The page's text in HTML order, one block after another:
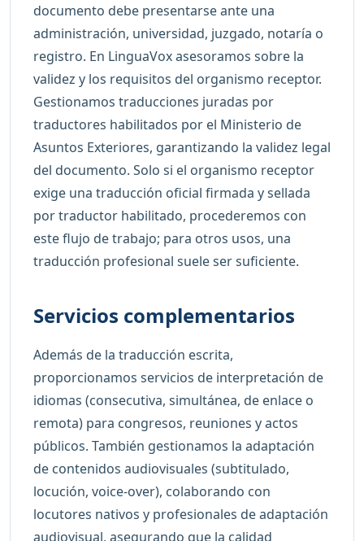
documento debe presentarse ante una
administración, universidad, juzgado, notaría o
registro. En LinguaVox asesoramos sobre la
validez y los requisitos del organismo receptor.
Gestionamos traducciones juradas por
traductores habilitados por el Ministerio de
Asuntos Exteriores, garantizando la validez legal
del documento. Solo si el organismo receptor
exige una traducción oficial firmada y sellada
por traductor habilitado, procederemos con
este flujo de trabajo; para otros usos, una
traducción profesional suele ser suficiente.
Servicios complementarios
Además de la traducción escrita,
proporcionamos servicios de interpretación de
idiomas (consecutiva, simultánea, de enlace o
remota) para congresos, reuniones y actos
públicos. También gestionamos la adaptación
de contenidos audiovisuales (subtitulado,
locución, voice-over), colaborando con
locutores nativos y profesionales de adaptación
audiovisual, asegurando que la calidad